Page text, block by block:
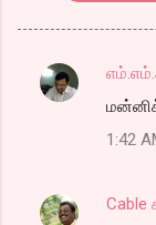
C
e
1:42
Cable